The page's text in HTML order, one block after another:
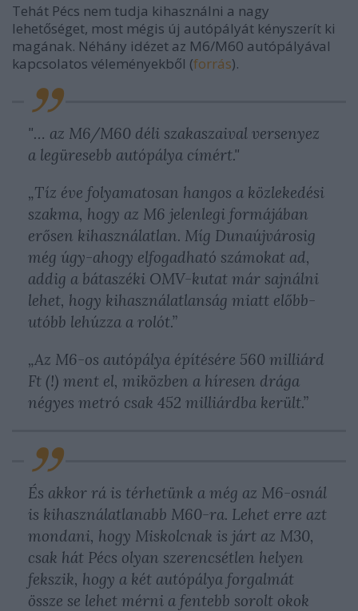
Tehát Pécs nem tudja kihasználni a nagy
lehetőséget, most mégis új autópályát kényszerít ki
magának. Néhány idézet az M6/M60 autópályával
kapcsolatos véleményekből (forrás).
"… az M6/M60 déli szakaszaival versenyez
a legüresebb autópálya címért."
„Tíz éve folyamatosan hangos a közlekedési
szakma, hogy az M6 jelenlegi formájában
erősen kihasználatlan. Míg Dunaújvárosig
még úgy-ahogy elfogadható számokat ad,
addig a bátaszéki OMV-kutat már sajnálni
lehet, hogy kihasználatlanság miatt előbb-
utóbb lehúzza a rolót.”
„Az M6-os autópálya építésére 560 milliárd
Ft (!) ment el, miközben a híresen drága
négyes metró csak 452 milliárdba került.”
És akkor rá is térhetünk a még az M6-osnál
is kihasználatlanabb M60-ra. Lehet erre azt
mondani, hogy Miskolcnak is járt az M30,
csak hát Pécs olyan szerencsétlen helyen
fekszik, hogy a két autópálya forgalmát
össze se lehet mérni a fentebb sorolt okok